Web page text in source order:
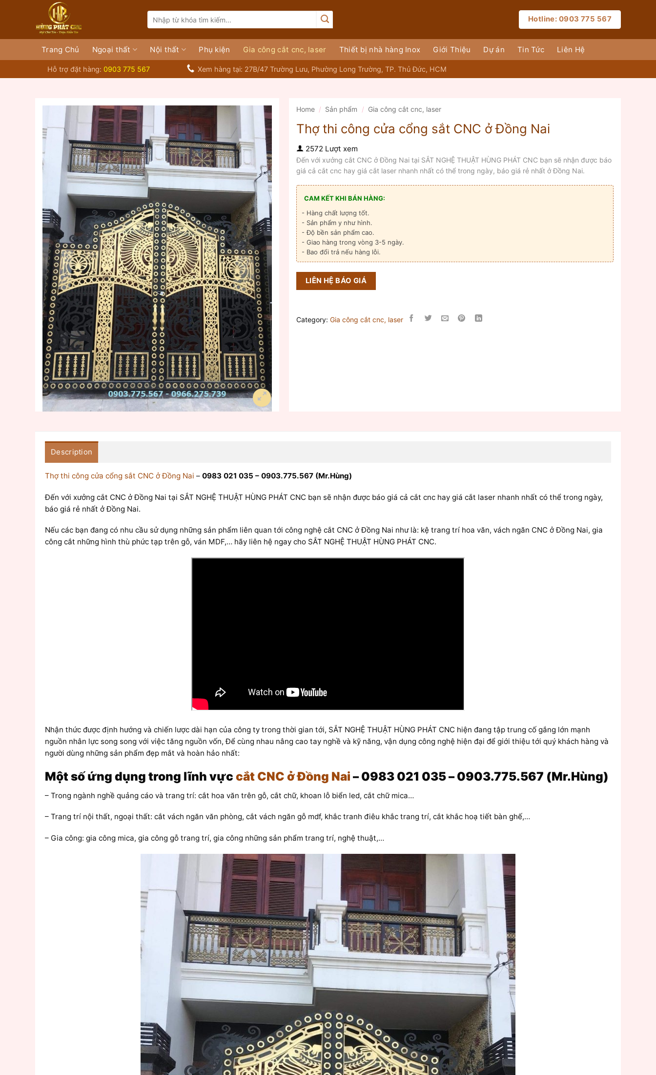
dung
for:
Hotline: 0903 775 567
Trang Chủ Ngoại thất Nội thất Phụ kiện Gia công cắt cnc, laser Thiết bị nhà hàng Inox Giới Thiệu Dự án Tin Tức Liên Hệ
Hỗ trợ đặt hàng: 0903 775 567 Xem hàng tại: 27B/47 Trường Lưu, Phường Long Trường, TP. Thủ Đức, HCM
Home / Sản phẩm / Gia công cắt cnc, laser
Thợ thi công cửa cổng sắt CNC ở Đồng Nai
2572 Lượt xem
Đến với xưởng cắt CNC ở Đồng Nai tại SẮT NGHỆ THUẬT HÙNG PHÁT CNC bạn sẽ nhận được báo
giá cả cắt cnc hay giá cắt laser nhanh nhất có thể trong ngày, báo giá rẻ nhất ở Đồng Nai.
CAM KẾT KHI BÁN HÀNG:
- Hàng chất lượng tốt.
- Sản phẩm y như hình.
- Độ bền sản phẩm cao.
- Giao hàng trong vòng 3-5 ngày.
- Bao đổi trả nếu hàng lỗi.
LIÊN HỆ BÁO GIÁ
Category: Gia công cắt cnc, laser
Description
Thợ thi công cửa cổng sắt CNC ở Đồng Nai – 0983 021 035 – 0903.775.567 (Mr.Hùng)
Đến với xưởng cắt CNC ở Đồng Nai tại SẮT NGHỆ THUẬT HÙNG PHÁT CNC bạn sẽ nhận được báo giá cả cắt cnc hay giá cắt laser nhanh nhất có thể trong ngày,
báo giá rẻ nhất ở Đồng Nai.
Nếu các bạn đang có nhu cầu sử dụng những sản phẩm liên quan tới công nghệ cắt CNC ở Đồng Nai như là: kệ trang trí hoa văn, vách ngăn CNC ở Đồng Nai, gia
công cắt những hình thù phức tạp trên gỗ, ván MDF,… hãy liên hệ ngay cho SẮT NGHỆ THUẬT HÙNG PHÁT CNC.
Nhận thức được định hướng và chiến lược dài hạn của công ty trong thời gian tới, SẮT NGHỆ THUẬT HÙNG PHÁT CNC hiện đang tập trung cố gắng lớn mạnh
nguồn nhân lực song song với việc tăng nguồn vốn, Để cùng nhau nâng cao tay nghề và kỹ năng, vận dụng công nghệ hiện đại để giới thiệu tới quý khách hàng và
người dùng những sản phẩm đẹp mắt và hoàn hảo nhất:
Một số ứng dụng trong lĩnh vực cắt CNC ở Đồng Nai – 0983 021 035 – 0903.775.567 (Mr.Hùng)
– Trong ngành nghề quảng cáo và trang trí: cắt hoa văn trên gỗ, cắt chữ, khoan lỗ biển led, cắt chữ mica…
– Trang trí nội thất, ngoại thất: cắt vách ngăn văn phòng, cắt vách ngăn gỗ mdf, khắc tranh điêu khắc trang trí, cắt khắc hoạ tiết bàn ghế,…
– Gia công: gia công mica, gia công gỗ trang trí, gia công những sản phẩm trang trí, nghệ thuật,…